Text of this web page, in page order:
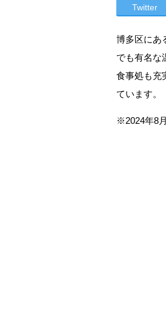
Twitter
博多区にあ
でも有名な
食事処も充
ています。
※2024年8